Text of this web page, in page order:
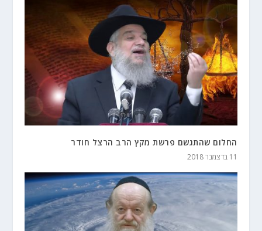
החלום שהתגשם פרשת מקץ הרב הרצל חודר
11 בדצמבר 2018